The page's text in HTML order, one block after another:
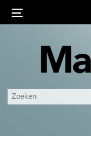
Ingelogd blijven